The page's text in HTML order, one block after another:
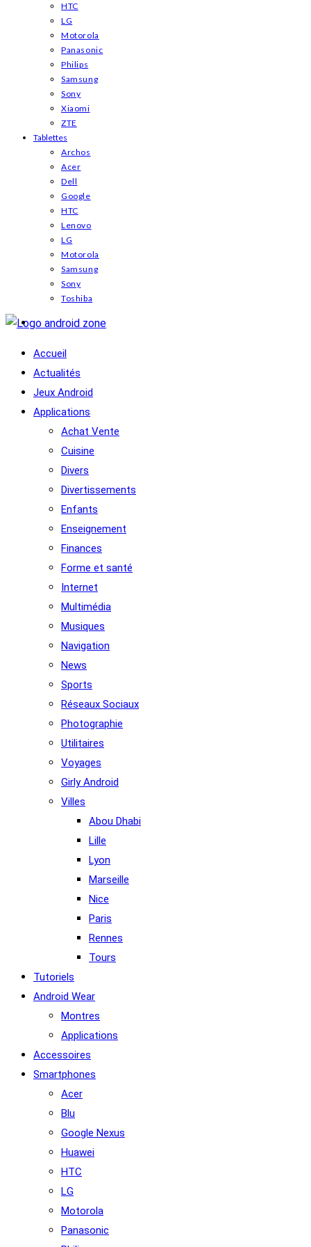
HTC
LG
Motorola
Panasonic
Philips
Samsung
Sony
Xiaomi
ZTE
Tablettes
Archos
Acer
Dell
Google
HTC
Lenovo
LG
Motorola
Samsung
Sony
Toshiba
Accueil
Actualités
Jeux Android
Applications
Achat Vente
Cuisine
Divers
Divertissements
Enfants
Enseignement
Finances
Forme et santé
Internet
Multimédia
Musiques
Navigation
News
Sports
Réseaux Sociaux
Photographie
Utilitaires
Voyages
Girly Android
Villes
Abou Dhabi
Lille
Lyon
Marseille
Nice
Paris
Rennes
Tours
Tutoriels
Android Wear
Montres
Applications
Accessoires
Smartphones
Acer
Blu
Google Nexus
Huawei
HTC
LG
Motorola
Panasonic